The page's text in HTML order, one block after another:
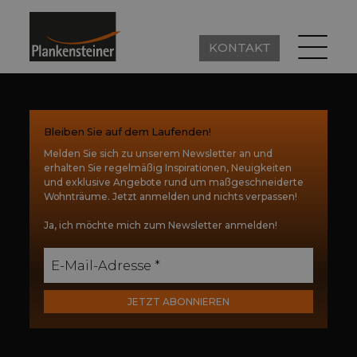
KONTAKT
KONTAKT
SHOWROOM
KONTAKT
KONTAKT
IT
REFERENZEN
SCHLAFEN
BAD HEIMKOMMEN
TISCHLEREI
SHOWROOM
ÜBER UNS
KONTAKT
Bleiben Sie auf dem Laufenden!
Melden Sie sich zu unserem Newsletter an und
erhalten Sie regelmäßig Inspirationen, Neuigkeiten
und exklusive Angebote rund um maßgeschneiderte
Wohnträume. Jetzt anmelden und nichts verpassen!
Ja, ich möchte mich zum Newsletter anmelden!
E-Mail-Adresse *
E-Mail-Adresse *JETZT ABONNIEREN